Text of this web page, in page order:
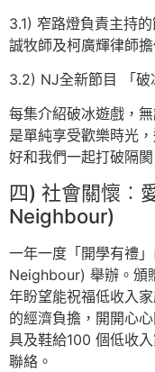
3.1) 窄路燈負責主持
誠牧師及柯廣輝律師擔
3.2) NJ全新節目 「破
每集介紹破冰遊戲，
是單純享受歡樂時光
好和我們一起打破隔
四) 社會關懷︰
Neighbour)
一年一度「開學有禮
Neighbour) 舉辦。頒
年盼望能祝福低收入
的經濟負擔，開開心
具及鞋給100 個低收
聯絡。